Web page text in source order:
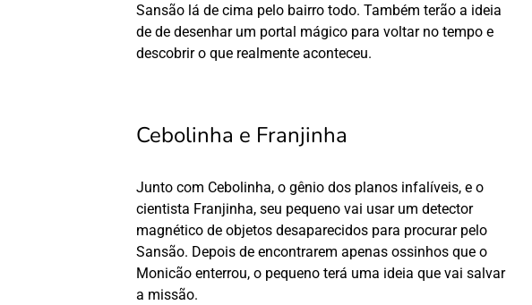
Sansão lá de cima pelo bairro todo. Também terão a ideia
de de desenhar um portal mágico para voltar no tempo e
descobrir o que realmente aconteceu.
Cebolinha e Franjinha
Junto com Cebolinha, o gênio dos planos infalíveis, e o
cientista Franjinha, seu pequeno vai usar um detector
magnético de objetos desaparecidos para procurar pelo
Sansão. Depois de encontrarem apenas ossinhos que o
Monicão enterrou, o pequeno terá uma ideia que vai salvar
a missão.